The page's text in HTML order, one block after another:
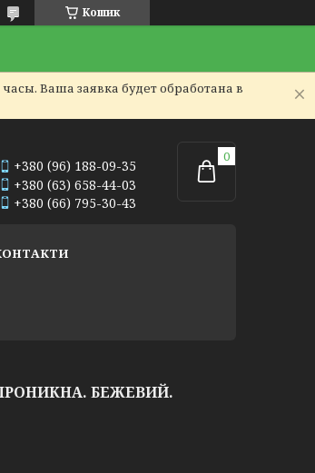
Кошик
Ваша заявка будет обработана в
+380 (96) 188-09-35
+380 (63) 658-44-03
+380 (66) 795-30-43
БЕЖЕВИЙ.